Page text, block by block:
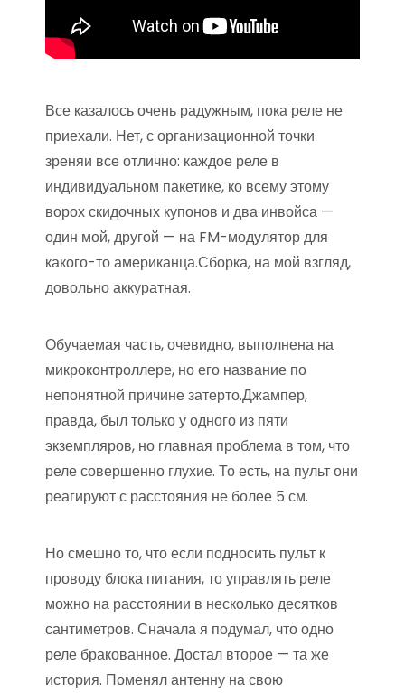
Все казалось очень радужным, пока реле не
приехали. Нет, с организационной точки
зреняи все отлично: каждое реле в
индивидуальном пакетике, ко всему этому
ворох скидочных купонов и два инвойса —
один мой, другой — на FM-модулятор для
какого-то американца.Сборка, на мой взгляд,
довольно аккуратная.
Обучаемая часть, очевидно, выполнена на
микроконтроллере, но его название по
непонятной причине затерто.Джампер,
правда, был только у одного из пяти
экземпляров, но главная проблема в том, что
реле совершенно глухие. То есть, на пульт они
реагируют с расстояния не более 5 см.
Но смешно то, что если подносить пульт к
проводу блока питания, то управлять реле
можно на расстоянии в несколько десятков
сантиметров. Сначала я подумал, что одно
реле бракованное. Достал второе — та же
история. Поменял антенну на свою